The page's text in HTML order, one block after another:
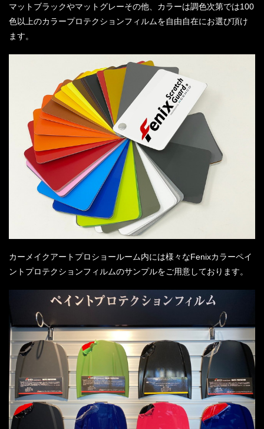
マットブラックやマットグレーその他、カラーは調色次第では100
色以上のカラープロテクションフィルムを自由自在にお選び頂け
ます。
カーメイクアートプロショールーム内には様々なFenixカラーペイ
ントプロテクションフィルムのサンプルをご用意しております。